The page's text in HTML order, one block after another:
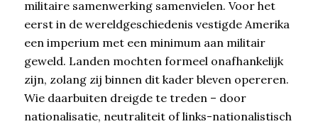
militaire samenwerking samenvielen. Voor het
eerst in de wereldgeschiedenis vestigde Amerika
een imperium met een minimum aan militair
geweld. Landen mochten formeel onafhankelijk
zijn, zolang zij binnen dit kader bleven opereren.
Wie daarbuiten dreigde te treden – door
nationalisatie, neutraliteit of links-nationalistisch